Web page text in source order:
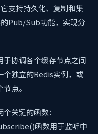
支持持久化、复制和集
Pub/Sub功能，实现分
于协调各个缓存节点之间
个独立的Redis实例，或
点。
关键的函数：
函数用于监听中